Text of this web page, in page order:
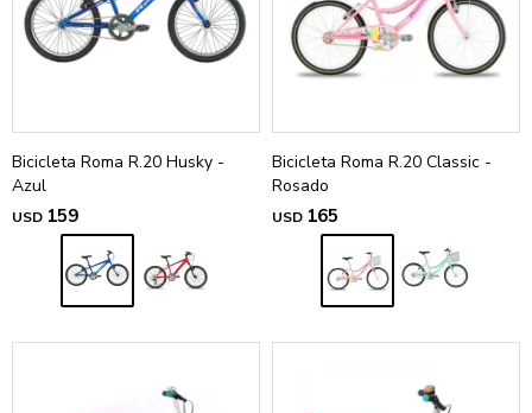
Bicicleta Roma R.20 Husky -
Azul
USD 159
Bicicleta Roma R.20 Classic -
Rosado
USD 165